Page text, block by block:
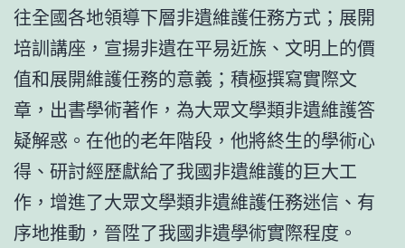
往全國各地領導下層非遺維護任務方式；展開
培訓講座，宣揚非遺在平易近族、文明上的價
值和展開維護任務的意義；積極撰寫實際文
章，出書學術著作，為大眾文學類非遺維護答
疑解惑。在他的老年階段，他將終生的學術心
得、研討經歷獻給了我國非遺維護的巨大工
作，增進了大眾文學類非遺維護任務迷信、有
序地推動，晉陞了我國非遺學術實際程度。